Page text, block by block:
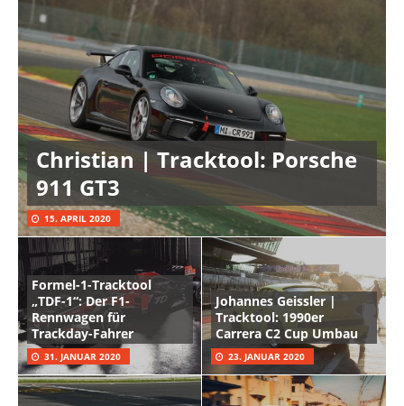
Christian | Tracktool: Porsche
911 GT3
15. APRIL 2020
Formel-1-Tracktool
„TDF-1“: Der F1-
Rennwagen für
Trackday-Fahrer
31. JANUAR 2020
Johannes Geissler |
Tracktool: 1990er
Carrera C2 Cup Umbau
23. JANUAR 2020